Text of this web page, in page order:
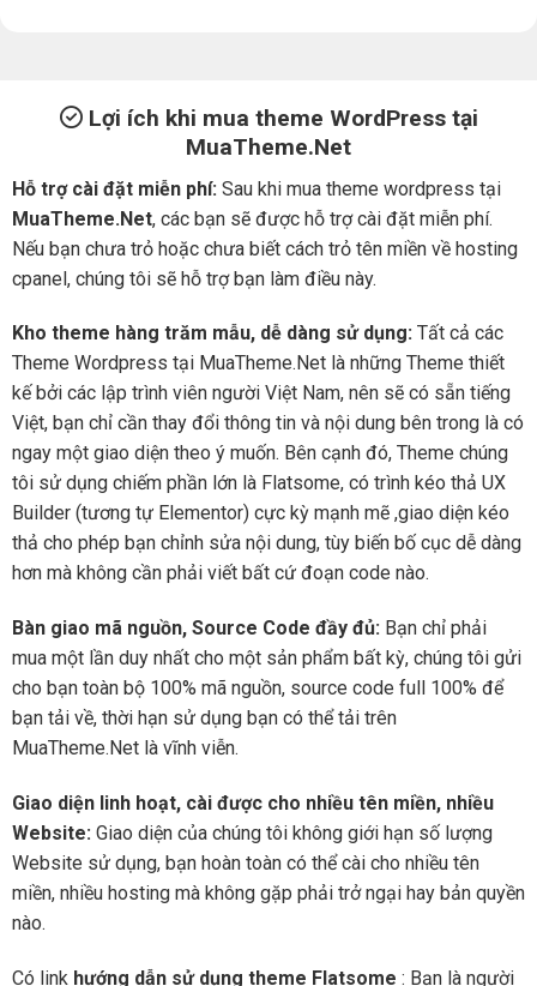
Lợi ích khi mua theme WordPress tại
MuaTheme.Net
Hỗ trợ cài đặt miễn phí: Sau khi mua theme wordpress tại
MuaTheme.Net, các bạn sẽ được hỗ trợ cài đặt miễn phí.
Nếu bạn chưa trỏ hoặc chưa biết cách trỏ tên miền về hosting
cpanel, chúng tôi sẽ hỗ trợ bạn làm điều này.
Kho theme hàng trăm mẫu, dễ dàng sử dụng: Tất cả các
Theme Wordpress tại MuaTheme.Net là những Theme thiết
kế bởi các lập trình viên người Việt Nam, nên sẽ có sẵn tiếng
Việt, bạn chỉ cần thay đổi thông tin và nội dung bên trong là có
ngay một giao diện theo ý muốn. Bên cạnh đó, Theme chúng
tôi sử dụng chiếm phần lớn là Flatsome, có trình kéo thả UX
Builder (tương tự Elementor) cực kỳ mạnh mẽ ,giao diện kéo
thả cho phép bạn chỉnh sửa nội dung, tùy biến bố cục dễ dàng
hơn mà không cần phải viết bất cứ đoạn code nào.
Bàn giao mã nguồn, Source Code đầy đủ: Bạn chỉ phải
mua một lần duy nhất cho một sản phẩm bất kỳ, chúng tôi gửi
cho bạn toàn bộ 100% mã nguồn, source code full 100% để
bạn tải về, thời hạn sử dụng bạn có thể tải trên
MuaTheme.Net là vĩnh viễn.
Giao diện linh hoạt, cài được cho nhiều tên miền, nhiều
Website: Giao diện của chúng tôi không giới hạn số lượng
Website sử dụng, bạn hoàn toàn có thể cài cho nhiều tên
miền, nhiều hosting mà không gặp phải trở ngại hay bản quyền
nào.
Có link hướng dẫn sử dụng theme Flatsome : Bạn là người